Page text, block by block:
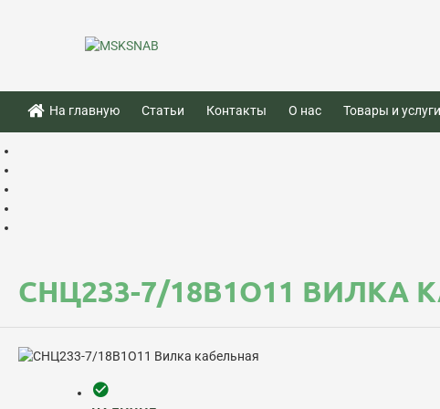
На главную Статьи Контакты О нас Товары и услуги
СНЦ233-7/18В1О11 ВИЛКА